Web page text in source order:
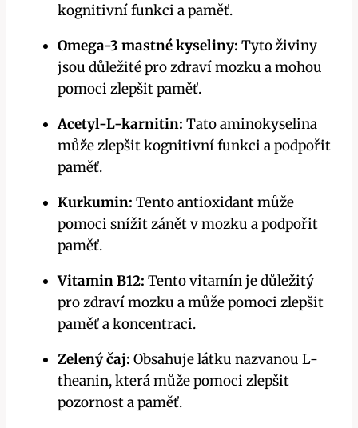
kognitivní funkci a paměť.
Omega-3 mastné kyseliny: Tyto živiny
jsou důležité pro zdraví mozku a mohou
pomoci zlepšit paměť.
Acetyl-L-karnitin: Tato aminokyselina
může zlepšit kognitivní funkci a podpořit
paměť.
Kurkumin: Tento antioxidant může
pomoci snížit zánět v mozku a podpořit
paměť.
Vitamin B12: Tento vitamín je důležitý
pro zdraví mozku a může pomoci zlepšit
paměť a koncentraci.
Zelený čaj: Obsahuje látku nazvanou L-
theanin, která může pomoci zlepšit
pozornost a paměť.